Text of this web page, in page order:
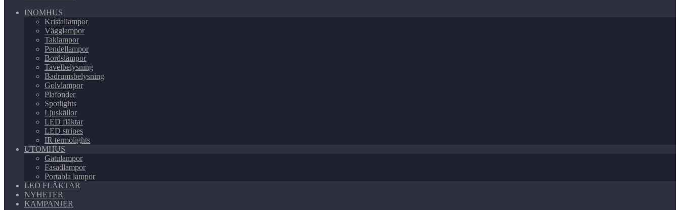
INOMHUS
Kristallampor
Vägglampor
Taklampor
Pendellampor
Bordslampor
Tavelbelysning
Badrumsbelysning
Golvlampor
Plafonder
Spotlights
Ljuskällor
LED fläktar
LED stripes
IR termolights
UTOMHUS
Gatulampor
Fasadlampor
Portabla lampor
LED FLÄKTAR
NYHETER
KAMPANJER